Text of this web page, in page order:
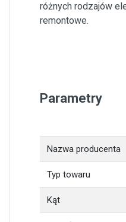
różnych rodzajów
remontowe.
Parametry
Nazwa producenta
Typ towaru
Kąt